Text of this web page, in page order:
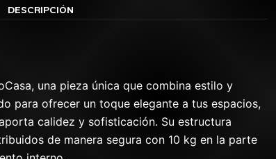
DESCRIPCIÓN
una pieza única que combina estilo y
para ofrecer un toque elegante a tus espacios,
calidez y sofisticación. Su estructura
de manera segura con 10 kg en la parte